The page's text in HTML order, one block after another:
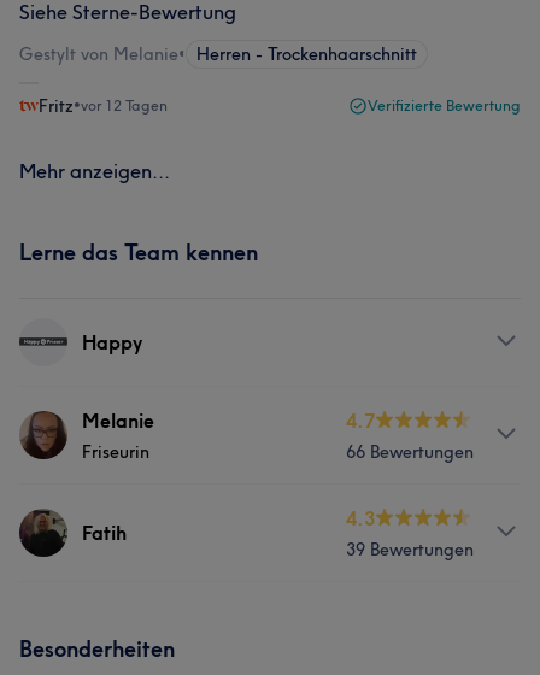
Siehe Sterne-Bewertung
Gestylt von Melanie• Herren - Trockenhaarschnitt
Fritz•vor 12 Tagen Verifizierte Bewertung
Mehr anzeigen...
Lerne das Team kennen
Happy
ServicesMelanie
Friseurin
4.7
66 Bewertungen
Info
huhu heisse Melanie und bin Friseurin mit Leib und Seele
Services
Fatih
4.3
39 Bewertungen
Besonderheiten